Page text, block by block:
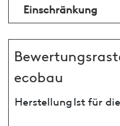
Einschränkung
ecobau
HerstellungIst für